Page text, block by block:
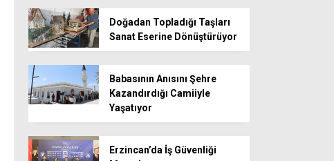
Doğadan Topladığı Taşları
Sanat Eserine Dönüştürüyor
Babasının Anısını Şehre
Kazandırdığı Camiiyle
Yaşatıyor
Erzincan’da İş Güvenliği